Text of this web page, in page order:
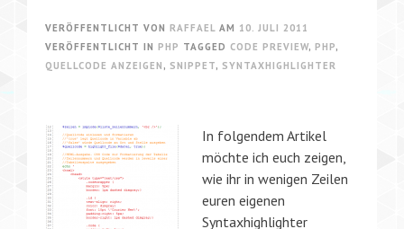
VERÖFFENTLICHT VON RAFFAEL AM 10. JULI 2011
VERÖFFENTLICHT IN PHP TAGGED CODE PREVIEW, PHP,
QUELLCODE ANZEIGEN , SNIPPET, SYNTAXHIGHLIGHTER
In folgendem Artikel
möchte ich euch zeigen,
wie ihr in wenigen Zeilen
euren eigenen
Syntaxhighlighter